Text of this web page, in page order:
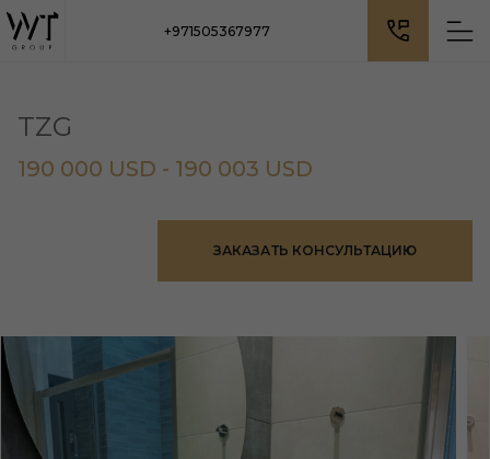
+971505367977
TZG
190 000 USD - 190 003 USD
ЗАКАЗАТЬ КОНСУЛЬТАЦИЮ